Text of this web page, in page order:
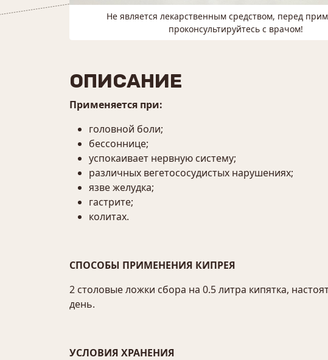
Не является лекарственным средством, перед
проконсультируйтесь с врачом!
ОПИСАНИЕ
Применяется при:
головной боли;
бессоннице;
успокаивает нервную систему;
различных вегетососудистых нарушениях;
язве желудка;
гастрите;
колитах.
СПОСОБЫ ПРИМЕНЕНИЯ КИПРЕЯ
2 столовые ложки сбора на 0.5 литра кипятка,
день.
УСЛОВИЯ ХРАНЕНИЯ